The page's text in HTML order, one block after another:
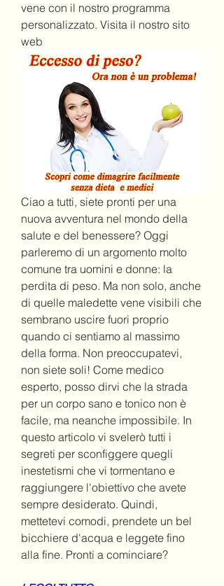
vene con il nostro programma
personalizzato. Visita il nostro sito
web
Ciao a tutti, siete pronti per una
nuova avventura nel mondo della
salute e del benessere? Oggi
parleremo di un argomento molto
comune tra uomini e donne: la
perdita di peso. Ma non solo, anche
di quelle maledette vene visibili che
sembrano uscire fuori proprio
quando ci sentiamo al massimo
della forma. Non preoccupatevi,
non siete soli! Come medico
esperto, posso dirvi che la strada
per un corpo sano e tonico non è
facile, ma neanche impossibile. In
questo articolo vi svelerò tutti i
segreti per sconfiggere quegli
inestetismi che vi tormentano e
raggiungere l'obiettivo che avete
sempre desiderato. Quindi,
mettetevi comodi, prendete un bel
bicchiere d'acqua e leggete fino
alla fine. Pronti a cominciare?